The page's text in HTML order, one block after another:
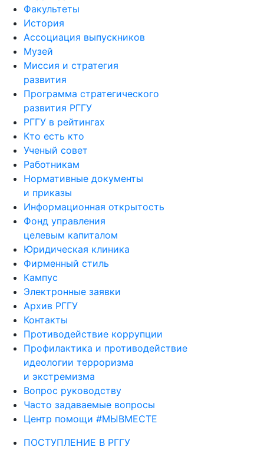
Факультеты
История
Ассоциация выпускников
Музей
Миссия и стратегия
развития
Программа стратегического
развития РГГУ
РГГУ в рейтингах
Кто есть кто
Ученый совет
Работникам
Нормативные документы
и приказы
Информационная открытость
Фонд управления
целевым капиталом
Юридическая клиника
Фирменный стиль
Кампус
Электронные заявки
Архив РГГУ
Контакты
Противодействие коррупции
Профилактика и противодействие
идеологии терроризма
и экстремизма
Вопрос руководству
Часто задаваемые вопросы
Центр помощи #МЫВМЕСТЕ
ПОСТУПЛЕНИЕ В РГГУ